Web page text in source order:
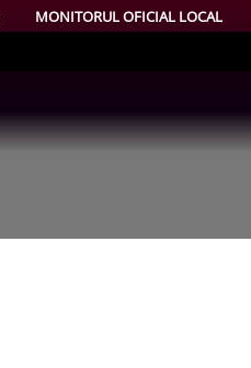
MONITORUL OFICIAL LOCAL